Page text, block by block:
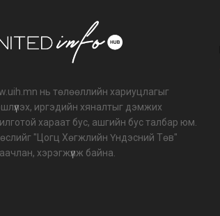
нь төлөөллийн хариуцлагыг
иргэдийн хяналтыг дэмжих
хараат бус, ашгийн бус талбар юм.
"Цогц Хөгжлийн Үндэсний Төв"
хэрэгжүүлж байна.